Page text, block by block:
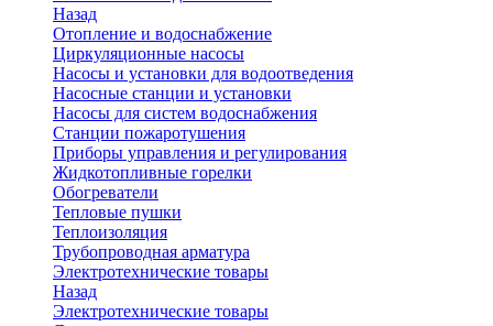
Назад
Отопление и водоснабжение
Циркуляционные насосы
Насосы и установки для водоотведения
Насосные станции и установки
Насосы для систем водоснабжения
Станции пожаротушения
Приборы управления и регулирования
Жидкотопливные горелки
Обогреватели
Тепловые пушки
Теплоизоляция
Трубопроводная арматура
Электротехнические товары
Назад
Электротехнические товары